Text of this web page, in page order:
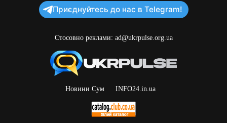
Приєднуйтесь до нас в Telegram!
Стосовно реклами: ad@ukrpulse.org.ua
Новини Сум INFO24.in.ua